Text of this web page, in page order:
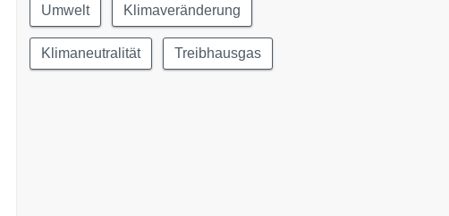
Umwelt Klimaveränderung
Klimaneutralität Treibhausgas